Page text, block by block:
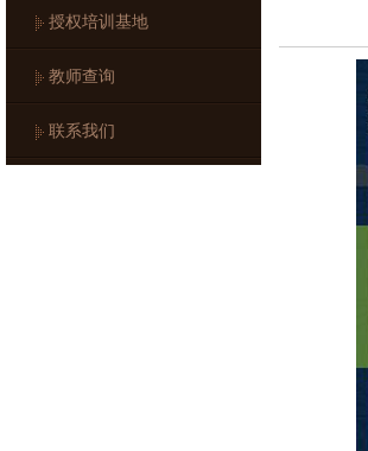
授权培训基地
教师查询
联系我们